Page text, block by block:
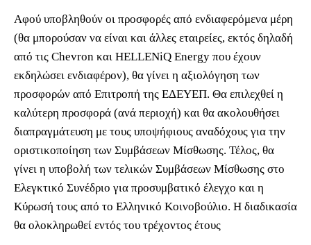
Αφού υποβληθούν οι προσφορές από ενδιαφερόμενα μέρη
(θα μπορούσαν να είναι και άλλες εταιρείες, εκτός δηλαδή
από τις Chevron και HELLENiQ Energy που έχουν
εκδηλώσει ενδιαφέρον), θα γίνει η αξιολόγηση των
προσφορών από Επιτροπή της ΕΔΕΥΕΠ. Θα επιλεχθεί η
καλύτερη προσφορά (ανά περιοχή) και θα ακολουθήσει
διαπραγμάτευση με τους υποψήφιους αναδόχους για την
οριστικοποίηση των Συμβάσεων Μίσθωσης. Τέλος, θα
γίνει η υποβολή των τελικών Συμβάσεων Μίσθωσης στο
Ελεγκτικό Συνέδριο για προσυμβατικό έλεγχο και η
Κύρωσή τους από το Ελληνικό Κοινοβούλιο. Η διαδικασία
θα ολοκληρωθεί εντός του τρέχοντος έτους